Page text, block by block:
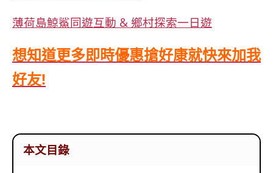
薄荷島鯨鯊同遊互動 & 鄉村探索一日遊
想知道更多即時優惠搶好康就快來加我
好友!
本文目錄